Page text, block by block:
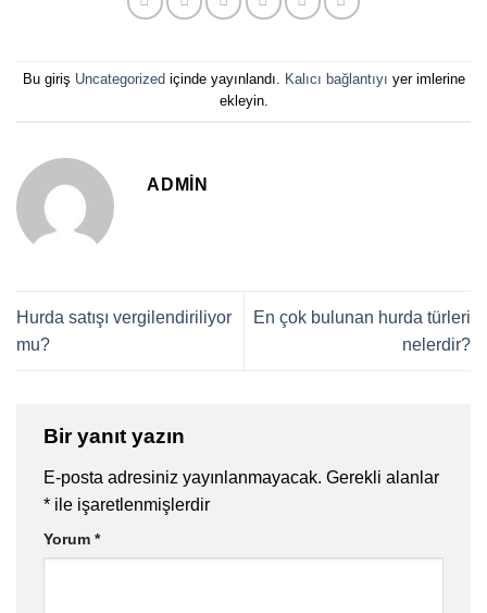
Bu giriş Uncategorized içinde yayınlandı. Kalıcı bağlantıyı yer imlerine
ekleyin.
ADMIN
Hurda satışı vergilendiriliyor
mu?
En çok bulunan hurda türleri
nelerdir?
Bir yanıt yazın
E-posta adresiniz yayınlanmayacak. Gerekli alanlar
* ile işaretlenmişlerdir
Yorum *